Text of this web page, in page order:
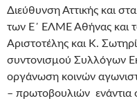
Διεύθυνση Αττικής και
των Ε΄ ΕΛΜΕ Αθήνας και
Αριστοτέλης και Κ.
συντονισμού Συλλόγων
οργάνωση κοινών
– πρωτοβουλιών ενάντια